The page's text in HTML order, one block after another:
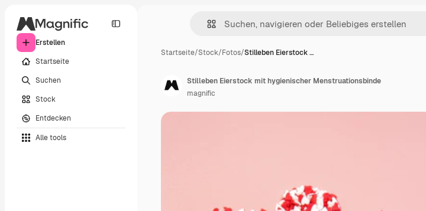
Erstellen
Startseite
Suchen
Stock
Entdecken
Alle tools
Startseite/Stock/Fotos/Stilleben Eierstock …
Stilleben Eierstock mit hygienischer Menstruationsbinde
magnific